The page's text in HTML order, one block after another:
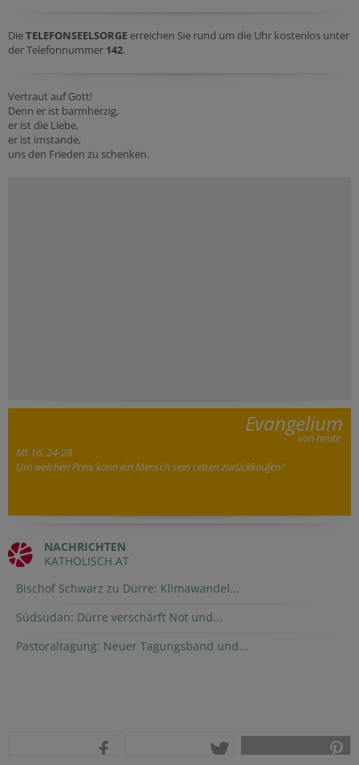
DieTELEFONSEELSORGE erreichen Sie rund um die Uhr kostenlos unter
der Telefonnummer 142.
Vertraut auf Gott!
Denn er ist barmherzig,
er ist die Liebe,
er ist imstande,
uns den Frieden zu schenken.
Evangelium
von heute
Mt 16, 24-28
Um welchen Preis kann ein Mensch sein Leben zurückkaufen?
NACHRICHTEN
KATHOLISCH.AT
Bischof Schwarz zu Dürre: Klimawandel...
Südsudan: Dürre verschärft Not und...
Pastoraltagung: Neuer Tagungsband und...